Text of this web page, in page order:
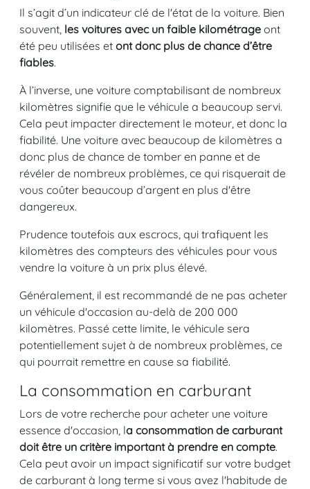
Il s’agit d’un indicateur clé de l'état de la voiture. Bien
souvent, les voitures avec un faible kilométrage ont
été peu utilisées et ont donc plus de chance d’être
fiables.
À l’inverse, une voiture comptabilisant de nombreux
kilomètres signifie que le véhicule a beaucoup servi.
Cela peut impacter directement le moteur, et donc la
fiabilité. Une voiture avec beaucoup de kilomètres a
donc plus de chance de tomber en panne et de
révéler de nombreux problèmes, ce qui risquerait de
vous coûter beaucoup d’argent en plus d'être
dangereux.
Prudence toutefois aux escrocs, qui trafiquent les
kilomètres des compteurs des véhicules pour vous
vendre la voiture à un prix plus élevé.
Généralement, il est recommandé de ne pas acheter
un véhicule d'occasion au-delà de 200 000
kilomètres. Passé cette limite, le véhicule sera
potentiellement sujet à de nombreux problèmes, ce
qui pourrait remettre en cause sa fiabilité.
La consommation en carburant
Lors de votre recherche pour acheter une voiture
essence d'occasion, la consommation de carburant
doit être un critère important à prendre en compte.
Cela peut avoir un impact significatif sur votre budget
de carburant à long terme si vous avez l'habitude de